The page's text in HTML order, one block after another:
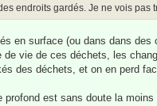
endroits gardés. Je ne vois pas
en surface (ou dans dans
de vie de ces déchets, les
des déchets, et on en perd
profond est sans doute la